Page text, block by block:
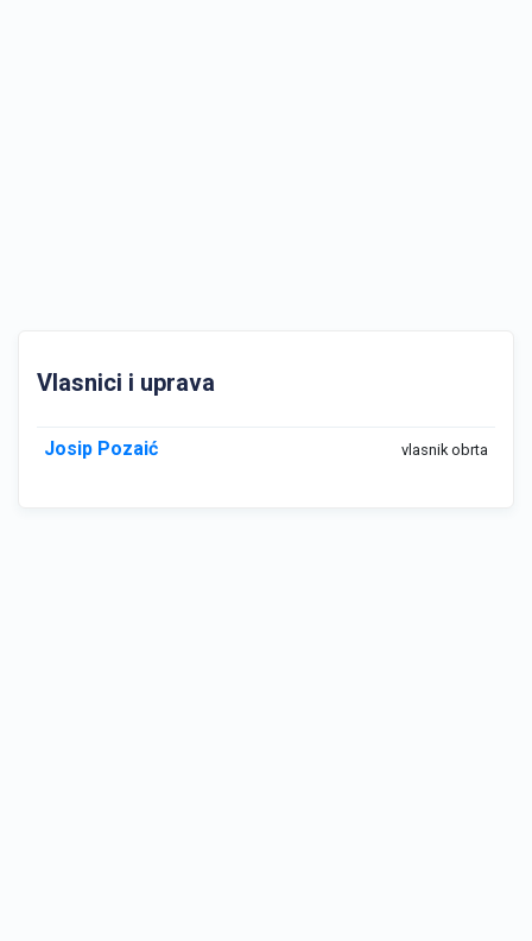
Vlasnici i uprava
Josip Pozaić vlasnik obrta